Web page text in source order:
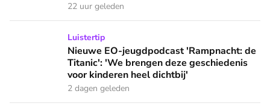
22 uur geleden
Nieuwe EO-jeugdpodcast 'Rampnacht: de Titanic': 'We
Luistertip
Nieuwe EO-jeugdpodcast 'Rampnacht: de
Titanic': 'We brengen deze geschiedenis
voor kinderen heel dichtbij'
2 dagen geleden